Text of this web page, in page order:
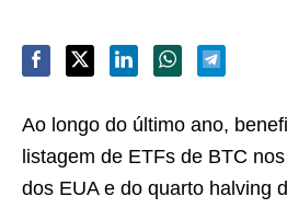
Ao longo do último ano,
listagem de ETFs de BTC
dos EUA e do quarto halving